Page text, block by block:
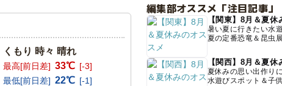
くもり 時々 晴れ
最高[前日差] 33℃ [-3]
最低[前日差] 22℃ [-1]
編集部オススメ「注目記事」
【関東】8月＆夏休
暑い夏に行きたい水
夏の定番恐竜＆昆虫
【関西】8月＆夏休
夏休みの思い出作り
水遊びスポット＆子